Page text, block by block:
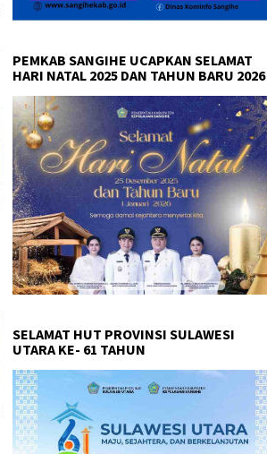
PEMKAB SANGIHE UCAPKAN SELAMAT
HARI NATAL 2025 DAN TAHUN BARU 2026
SELAMAT HUT PROVINSI SULAWESI
UTARA KE- 61 TAHUN